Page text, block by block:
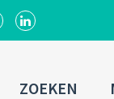
ZOEKEN